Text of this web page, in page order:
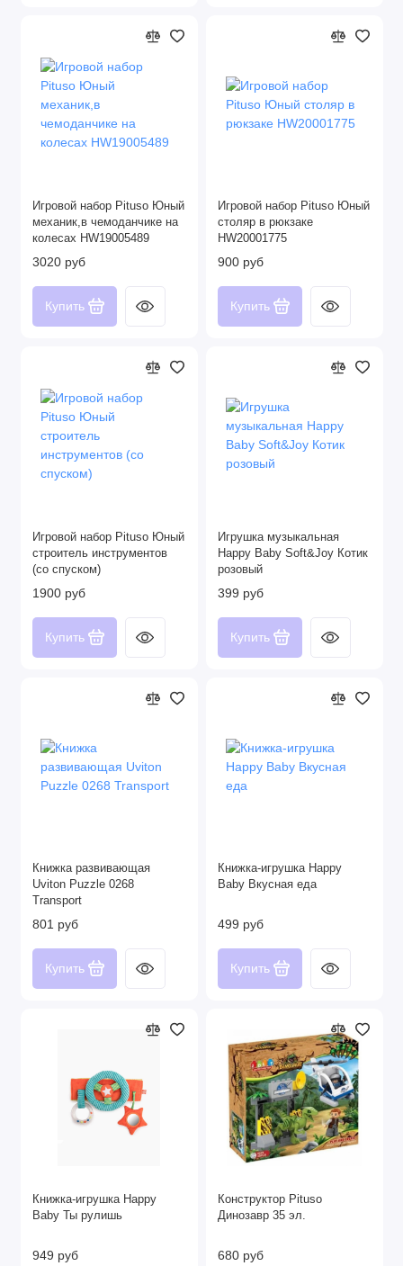
Игровой набор Pituso Юный
механик,в чемоданчике на
колесах HW19005489
3020 руб
Купить
Игровой набор Pituso Юный
столяр в рюкзаке
HW20001775
900 руб
Купить
Игровой набор Pituso Юный
строитель инструментов
(со спуском)
1900 руб
Купить
Игрушка музыкальная
Happy Baby Soft&Joy Котик
розовый
399 руб
Купить
Книжка развивающая
Uviton Puzzle 0268
Transport
801 руб
Купить
Книжка-игрушка Happy
Baby Вкусная еда
499 руб
Купить
Книжка-игрушка Happy
Baby Ты рулишь
949 руб
Конструктор Pituso
Динозавр 35 эл.
680 руб